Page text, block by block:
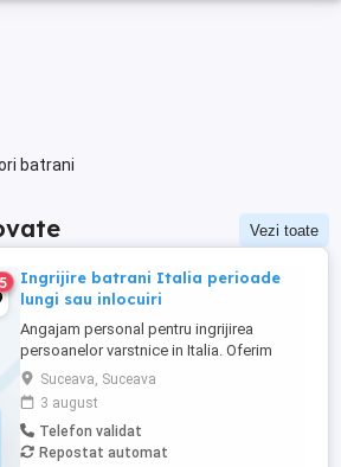
batrani
Vezi toate
Ingrijire batrani Italia perioade
lungi sau inlocuiri
Angajam personal pentru ingrijirea
persoanelor varstnice in Italia. Oferim
stabilitate si sprijin pe toata perioada
contractului. Nu percepem nicio taxa in
Romania sau Italia! Cunostinte medii de
limba italiana! Experienta si recomandarile
constituie avantaj!
Suceava, Suceava
3 august
Telefon validat
Repostat automat